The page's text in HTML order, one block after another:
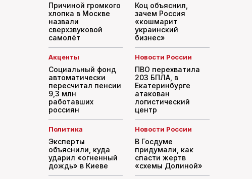
Причиной громкого
хлопка в Москве
назвали
сверхзвуковой
самолёт
Коц объяснил,
зачем Россия
«кошмарит
украинский
бизнес»
Акценты
Социальный фонд
автоматически
пересчитал пенсии
9,3 млн
работавших
россиян
Новости России
ПВО перехватила
203 БПЛА, в
Екатеринбурге
атакован
логистический
центр
Политика
Эксперты
объяснили, куда
ударил «огненный
дождь» в Киеве
Новости России
В Госдуме
придумали, как
спасти жертв
«схемы Долиной»